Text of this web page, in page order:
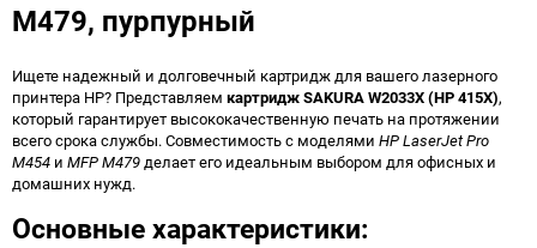
M479, пурпурный
Ищете надежный и долговечный картридж для вашего лазерного
принтера HP? Представляем картридж SAKURA W2033X (HP 415X),
который гарантирует высококачественную печать на протяжении
всего срока службы. Совместимость с моделями HP LaserJet Pro
M454 и MFP M479делает его идеальным выбором для офисных и
домашних нужд.
Основные характеристики: